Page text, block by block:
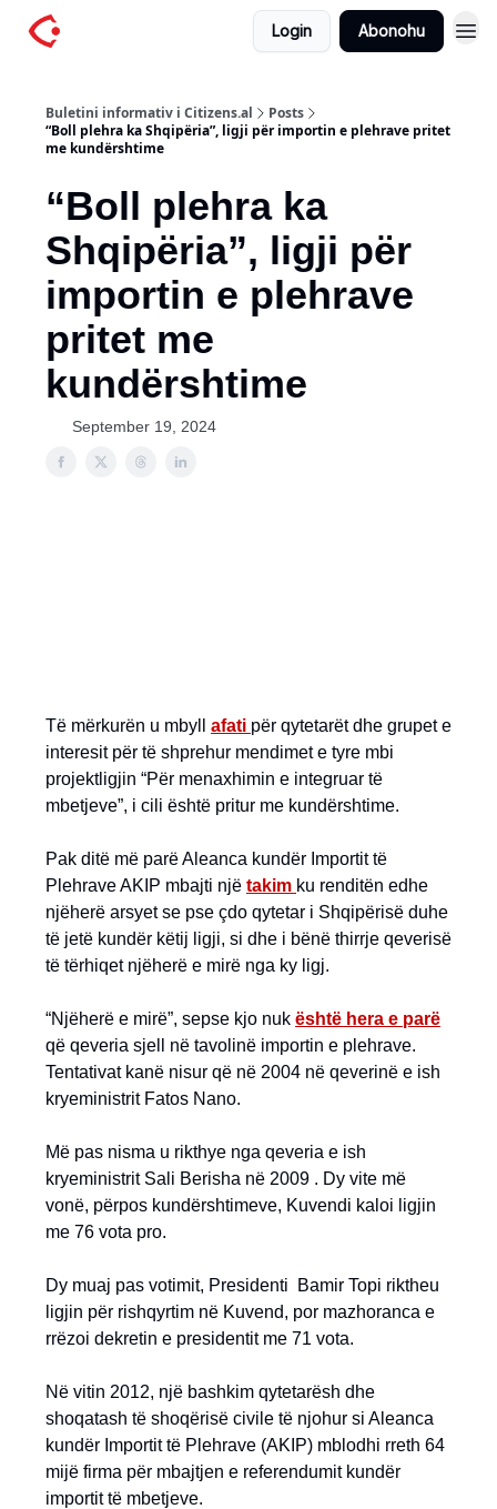
Login Abonohu
Buletini informativ i Citizens.al
Posts
“Boll plehra ka Shqipëria”, ligji për importin e plehrave pritet
me kundërshtime
“Boll plehra ka
Shqipëria”, ligji për
importin e plehrave
pritet me
kundërshtime
September 19, 2024
Të mërkurën u mbyll afati për qytetarët dhe grupet e
interesit për të shprehur mendimet e tyre mbi
projektligjin “Për menaxhimin e integruar të
mbetjeve”, i cili është pritur me kundërshtime.
Pak ditë më parë Aleanca kundër Importit të
Plehrave AKIP mbajti një takim ku renditën edhe
njëherë arsyet se pse çdo qytetar i Shqipërisë duhe
të jetë kundër këtij ligji, si dhe i bënë thirrje qeverisë
të tërhiqet njëherë e mirë nga ky ligj.
“Njëherë e mirë”, sepse kjo nuk është hera e parë
që qeveria sjell në tavolinë importin e plehrave.
Tentativat kanë nisur që në 2004 në qeverinë e ish
kryeministrit Fatos Nano.
Më pas nisma u rikthye nga qeveria e ish
kryeministrit Sali Berisha në 2009 . Dy vite më
vonë, përpos kundërshtimeve, Kuvendi kaloi ligjin
me 76 vota pro.
Dy muaj pas votimit, Presidenti Bamir Topi riktheu
ligjin për rishqyrtim në Kuvend, por mazhoranca e
rrëzoi dekretin e presidentit me 71 vota.
Në vitin 2012, një bashkim qytetarësh dhe
shoqatash të shoqërisë civile të njohur si Aleanca
kundër Importit të Plehrave (AKIP) mblodhi rreth 64
mijë firma për mbajtjen e referendumit kundër
importit të mbetjeve.